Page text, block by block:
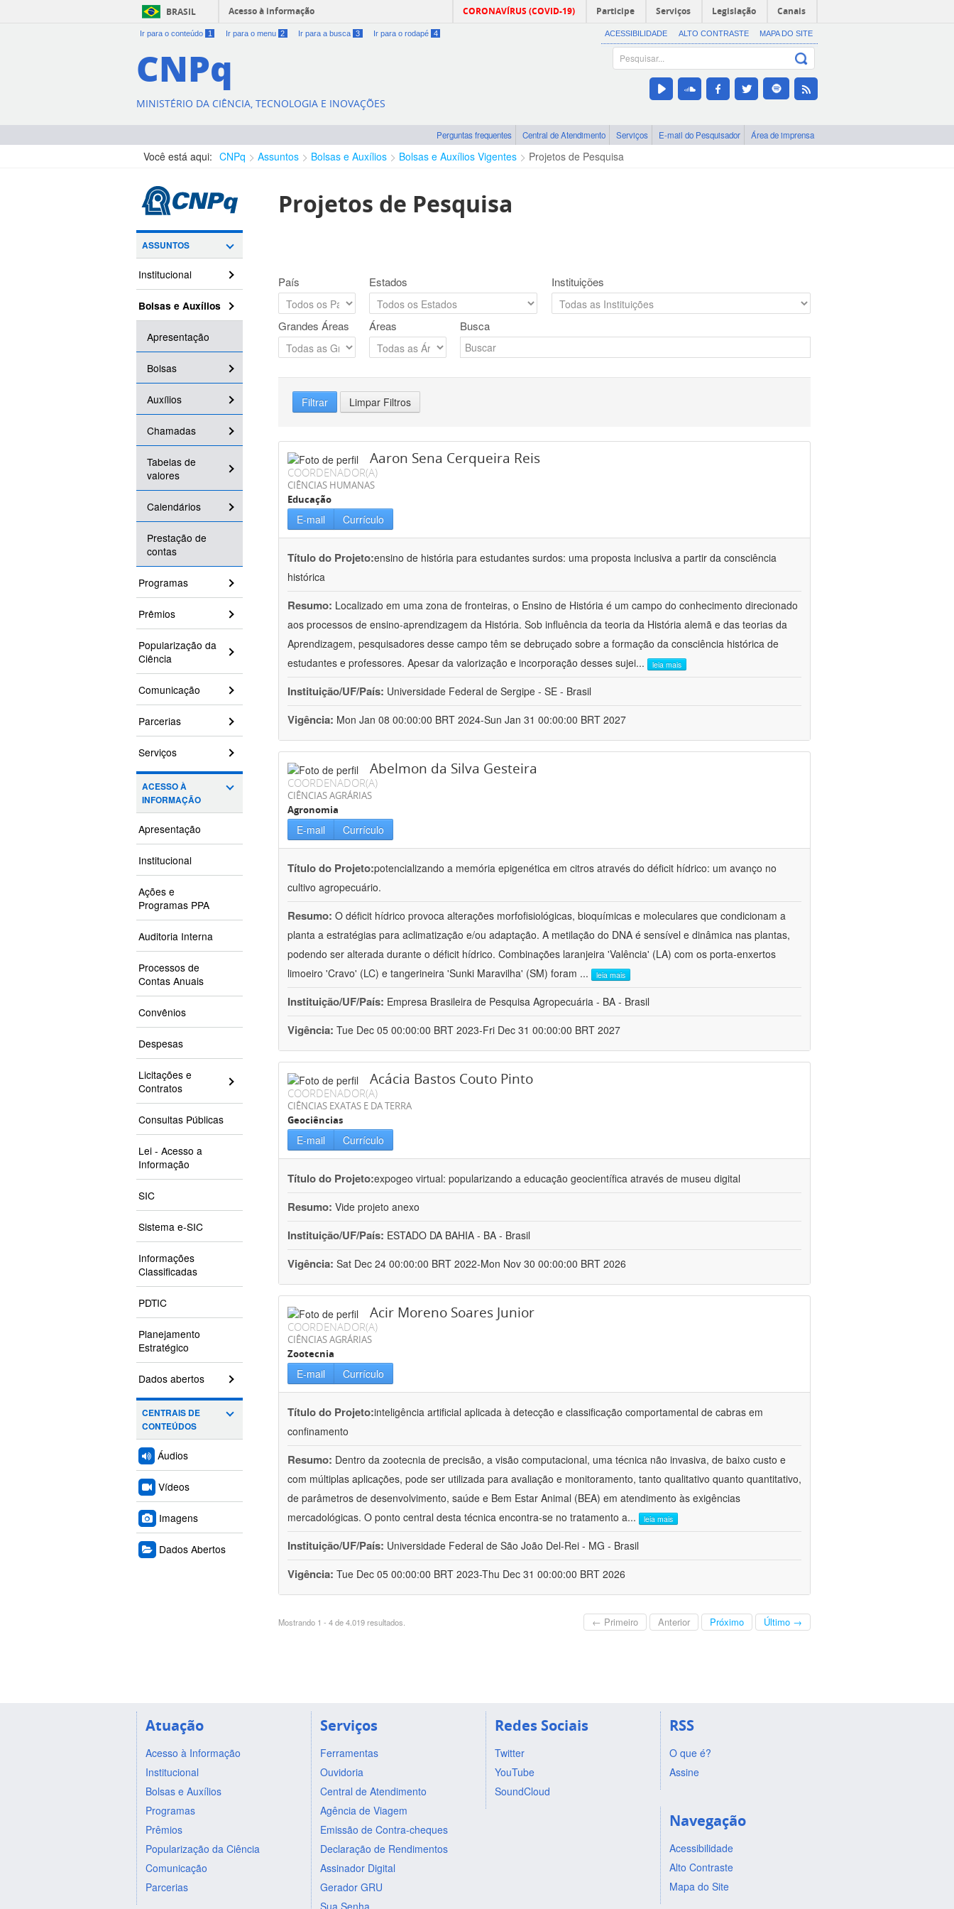
BRASIL Acesso à informação CORONAVÍRUS (COVID-19) Participe Serviços Legislação Canais
Ir para o conteúdo 1 Ir para o menu 2 Ir para a busca 3 Ir para o rodapé 4 ACESSIBILIDADE ALTO CONTRASTE MAPA DO SITE
CNPq
MINISTÉRIO DA CIÊNCIA, TECNOLOGIA E INOVAÇÕES
Perguntas frequentes Central de Atendimento Serviços E-mail do Pesquisador Área de imprensa
Você está aqui: CNPq Assuntos Bolsas e Auxílios Bolsas e Auxílios Vigentes Projetos de Pesquisa
ASSUNTOS
Institucional
Bolsas e Auxílios
Apresentação
Bolsas
Auxílios
Chamadas
Tabelas de
valores
Calendários
Prestação de
contas
Programas
Prêmios
Popularização da
Ciência
Comunicação
Parcerias
Serviços
ACESSO À
INFORMAÇÃO
Apresentação
Institucional
Ações e
Programas PPA
Auditoria Interna
Processos de
Contas Anuais
Convênios
Despesas
Licitações e
Contratos
Consultas Públicas
Lei - Acesso a
Informação
SIC
Sistema e-SIC
Informações
Classificadas
PDTIC
Planejamento
Estratégico
Dados abertos
CENTRAIS DE
CONTEÚDOS
Áudios
Vídeos
Imagens
Dados Abertos
Projetos de Pesquisa
País Estados Instituições
Grandes Áreas Áreas Busca
Filtrar Limpar Filtros
Aaron Sena Cerqueira Reis
COORDENADOR(A)
CIÊNCIAS HUMANAS
Educação
E-mail Currículo
Título do Projeto:ensino de história para estudantes surdos: uma proposta inclusiva a partir da consciência
histórica
Resumo: Localizado em uma zona de fronteiras, o Ensino de História é um campo do conhecimento direcionado
aos processos de ensino-aprendizagem da História. Sob influência da teoria da História alemã e das teorias da
Aprendizagem, pesquisadores desse campo têm se debruçado sobre a formação da consciência histórica de
estudantes e professores. Apesar da valorização e incorporação desses sujei... leia mais
Instituição/UF/País: Universidade Federal de Sergipe - SE - Brasil
Vigência: Mon Jan 08 00:00:00 BRT 2024-Sun Jan 31 00:00:00 BRT 2027
Abelmon da Silva Gesteira
COORDENADOR(A)
CIÊNCIAS AGRÁRIAS
Agronomia
E-mail Currículo
Título do Projeto:potencializando a memória epigenética em citros através do déficit hídrico: um avanço no
cultivo agropecuário.
Resumo: O déficit hídrico provoca alterações morfofisiológicas, bioquímicas e moleculares que condicionam a
planta a estratégias para aclimatização e/ou adaptação. A metilação do DNA é sensível e dinâmica nas plantas,
podendo ser alterada durante o déficit hídrico. Combinações laranjeira 'Valência' (LA) com os porta-enxertos
limoeiro 'Cravo' (LC) e tangerineira 'Sunki Maravilha' (SM) foram ... leia mais
Instituição/UF/País: Empresa Brasileira de Pesquisa Agropecuária - BA - Brasil
Vigência: Tue Dec 05 00:00:00 BRT 2023-Fri Dec 31 00:00:00 BRT 2027
Acácia Bastos Couto Pinto
COORDENADOR(A)
CIÊNCIAS EXATAS E DA TERRA
Geociências
E-mail Currículo
Título do Projeto:expogeo virtual: popularizando a educação geocientífica através de museu digital
Resumo: Vide projeto anexo
Instituição/UF/País: ESTADO DA BAHIA - BA - Brasil
Vigência: Sat Dec 24 00:00:00 BRT 2022-Mon Nov 30 00:00:00 BRT 2026
Acir Moreno Soares Junior
COORDENADOR(A)
CIÊNCIAS AGRÁRIAS
Zootecnia
E-mail Currículo
Título do Projeto:inteligência artificial aplicada à detecção e classificação comportamental de cabras em
confinamento
Resumo: Dentro da zootecnia de precisão, a visão computacional, uma técnica não invasiva, de baixo custo e
com múltiplas aplicações, pode ser utilizada para avaliação e monitoramento, tanto qualitativo quanto quantitativo,
de parâmetros de desenvolvimento, saúde e Bem Estar Animal (BEA) em atendimento às exigências
mercadológicas. O ponto central desta técnica encontra-se no tratamento a... leia mais
Instituição/UF/País: Universidade Federal de São João Del-Rei - MG - Brasil
Vigência: Tue Dec 05 00:00:00 BRT 2023-Thu Dec 31 00:00:00 BRT 2026
Mostrando 1 - 4 de 4.019 resultados. ← Primeiro Anterior Próximo Último →
Atuação
Acesso à Informação
Institucional
Bolsas e Auxílios
Programas
Prêmios
Popularização da Ciência
Comunicação
Parcerias
Serviços
Ferramentas
Ouvidoria
Central de Atendimento
Agência de Viagem
Emissão de Contra-cheques
Declaração de Rendimentos
Assinador Digital
Gerador GRU
Sua Senha
Redes Sociais
Twitter
YouTube
SoundCloud
RSS
O que é?
Assine
Navegação
Acessibilidade
Alto Contraste
Mapa do Site